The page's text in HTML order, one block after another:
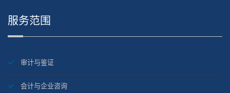
服务范围
审计与鉴证
会计与企业咨询